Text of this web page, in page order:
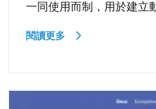
一同使用而制，用於建立
閱讀更多